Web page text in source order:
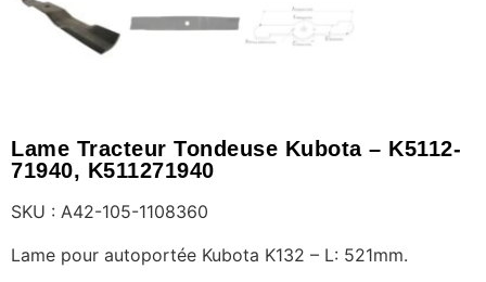
Lame Tracteur Tondeuse Kubota – K5112-
71940, K511271940
SKU : A42-105-1108360
Lame pour autoportée Kubota K132 – L: 521mm.